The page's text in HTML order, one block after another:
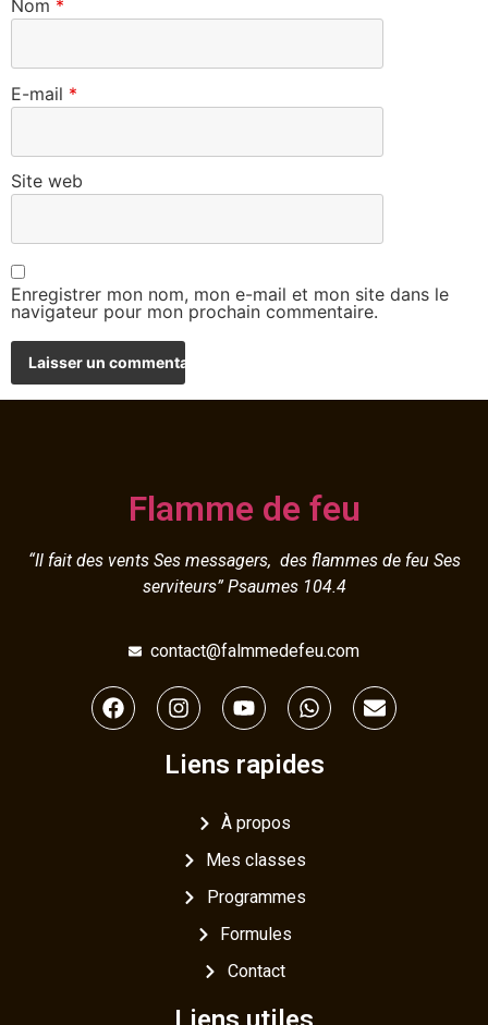
Nom *
E-mail *
Site web
Enregistrer mon nom, mon e-mail et mon site dans le
navigateur pour mon prochain commentaire.
Flamme de feu
“Il fait des vents Ses messagers, des flammes de feu Ses
serviteurs” Psaumes 104.4
contact@falmmedefeu.com
Liens rapides
À propos
Mes classes
Programmes
Formules
Contact